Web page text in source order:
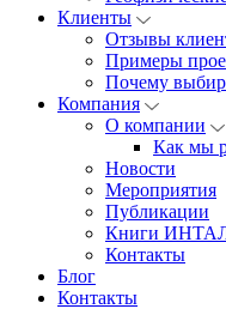
Клиенты
Отзывы
Примеры
Почему
Компания
О компании
Как мы
Новости
Мероприятия
Публикации
Книги
Контакты
Блог
Контакты